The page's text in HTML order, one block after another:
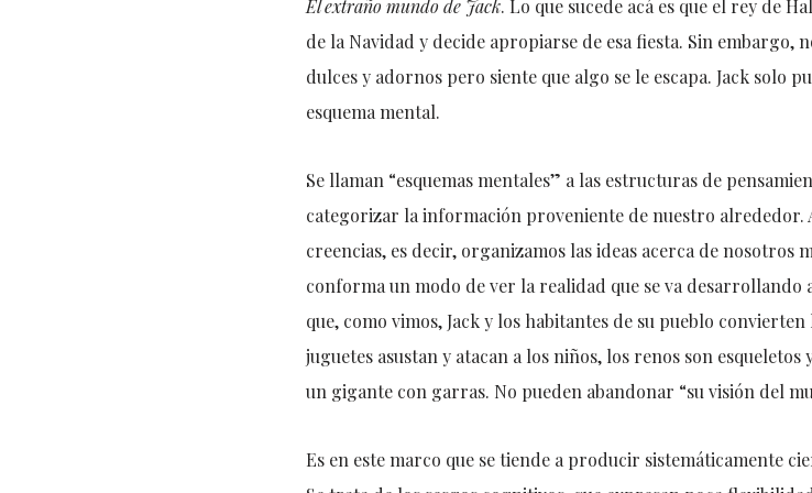
El extraño mundo de Jack. Lo que sucede acá es que el rey de
de la Navidad y decide apropiarse de esa fiesta. Sin
dulces y adornos pero siente que algo se le escapa. Jack solo
esquema mental.
Se llaman “esquemas mentales” a las estructuras de
categorizar la información proveniente de nuestro alrededor.
creencias, es decir, organizamos las ideas acerca de nosotros
conforma un modo de ver la realidad que se va desarrollando
que, como vimos, Jack y los habitantes de su pueblo
juguetes asustan y atacan a los niños, los renos son
un gigante con garras. No pueden abandonar “su visión del
Es en este marco que se tiende a producir sistemáticamente